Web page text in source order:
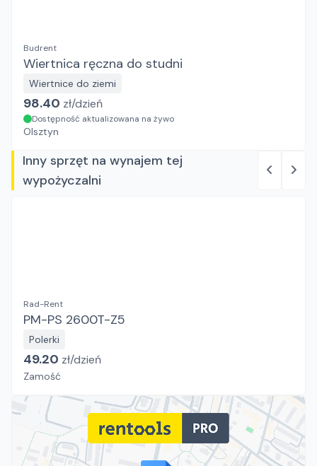
Budrent
Wiertnica ręczna do studni
Wiertnice do ziemi
98.40 zł/dzień
Dostępność aktualizowana na żywo
Olsztyn
Inny sprzęt na wynajem tej
wypożyczalni
Rad-Rent
PM-PS 2600T-Z5
Polerki
49.20 zł/dzień
Zamość